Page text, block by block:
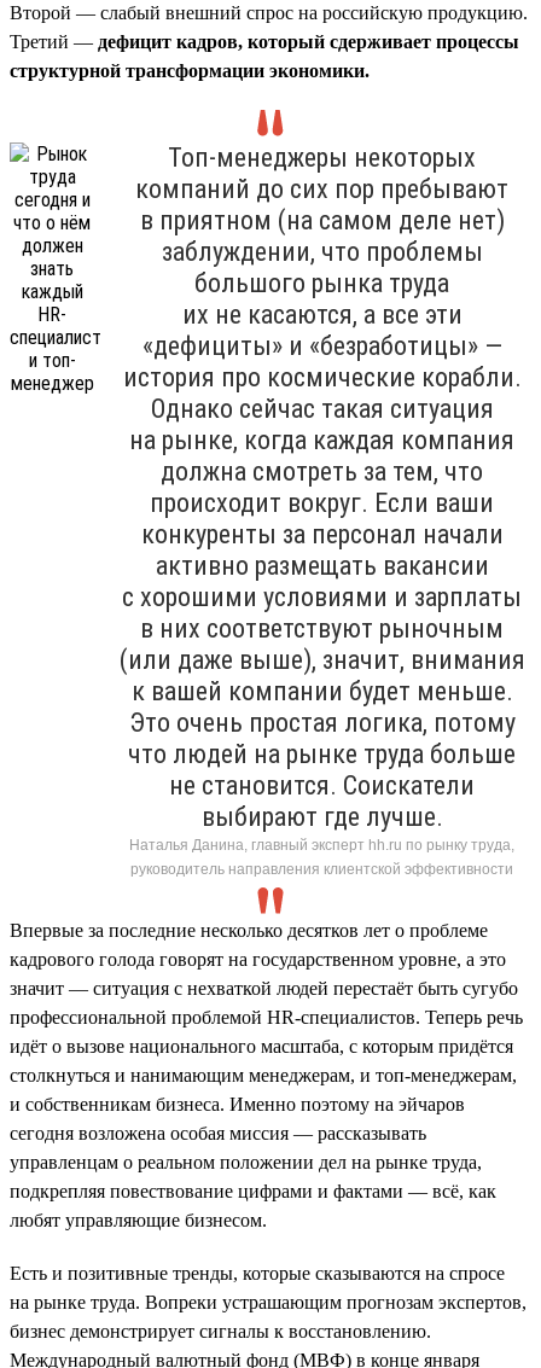
Второй — слабый внешний спрос на российскую продукцию.
Третий — дефицит кадров, который сдерживает процессы
структурной трансформации экономики.
Топ-менеджеры некоторых
компаний до сих пор пребывают
в приятном (на самом деле нет)
заблуждении, что проблемы
большого рынка труда
их не касаются, а все эти
«дефициты» и «безработицы» —
история про космические корабли.
Однако сейчас такая ситуация
на рынке, когда каждая компания
должна смотреть за тем, что
происходит вокруг. Если ваши
конкуренты за персонал начали
активно размещать вакансии
с хорошими условиями и зарплаты
в них соответствуют рыночным
(или даже выше), значит, внимания
к вашей компании будет меньше.
Это очень простая логика, потому
что людей на рынке труда больше
не становится. Соискатели
выбирают где лучше.
Наталья Данина, главный эксперт hh.ru по рынку труда,
руководитель направления клиентской эффективности
Впервые за последние несколько десятков лет о проблеме
кадрового голода говорят на государственном уровне, а это
значит — ситуация с нехваткой людей перестаёт быть сугубо
профессиональной проблемой HR-специалистов. Теперь речь
идёт о вызове национального масштаба, с которым придётся
столкнуться и нанимающим менеджерам, и топ-менеджерам,
и собственникам бизнеса. Именно поэтому на эйчаров
сегодня возложена особая миссия — рассказывать
управленцам о реальном положении дел на рынке труда,
подкрепляя повествование цифрами и фактами — всё, как
любят управляющие бизнесом.
Есть и позитивные тренды, которые сказываются на спросе
на рынке труда. Вопреки устрашающим прогнозам экспертов,
бизнес демонстрирует сигналы к восстановлению.
Международный валютный фонд (МВФ) в конце января